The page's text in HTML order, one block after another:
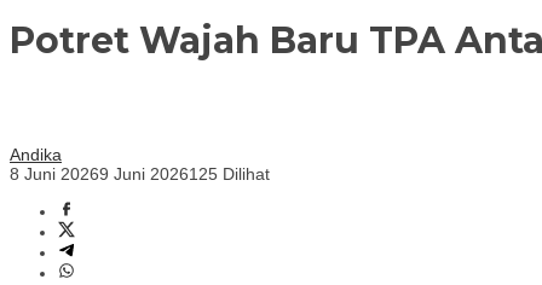
Potret Wajah Baru TPA
Andika
8 Juni 20269 Juni 2026125 Dilihat